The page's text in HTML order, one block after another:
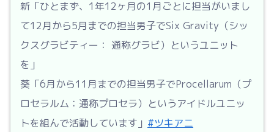
新「ひとまず、1年12ヶ月の1月ごとに担当がいまし
て12月から5月までの担当男子でSix Gravity（シッ
クスグラビティー： 通称グラビ）というユニット
を」
葵「6月から11月までの担当男子でProcellarum（プ
ロセラルム：通称プロセラ）というアイドルユニッ
トを組んで活動しています」 #ツキアニ